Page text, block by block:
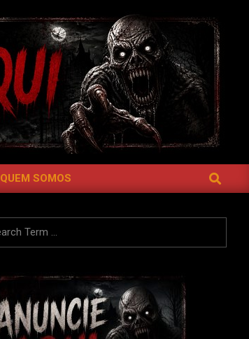
QUEM SOMOS SEARCH